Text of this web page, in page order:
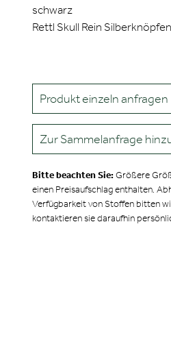
schwarz
Rettl Skull Rein Silberknöpfen
Produkt einzeln anfragen
Zur Sammelanfrage
Bitte beachten Sie:Größere
einen Preisaufschlag enthalten.
Verfügbarkeit von Stoffen bitten
kontaktieren sie daraufhin